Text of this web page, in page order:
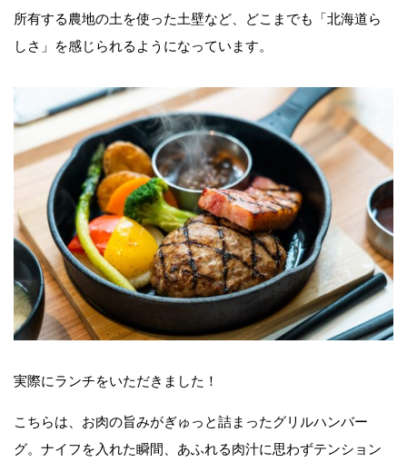
所有する農地の土を使った土壁など、どこまでも「北海道ら
しさ」を感じられるようになっています。
実際にランチをいただきました！
こちらは、お肉の旨みがぎゅっと詰まったグリルハンバー
グ。ナイフを入れた瞬間、あふれる肉汁に思わずテンション